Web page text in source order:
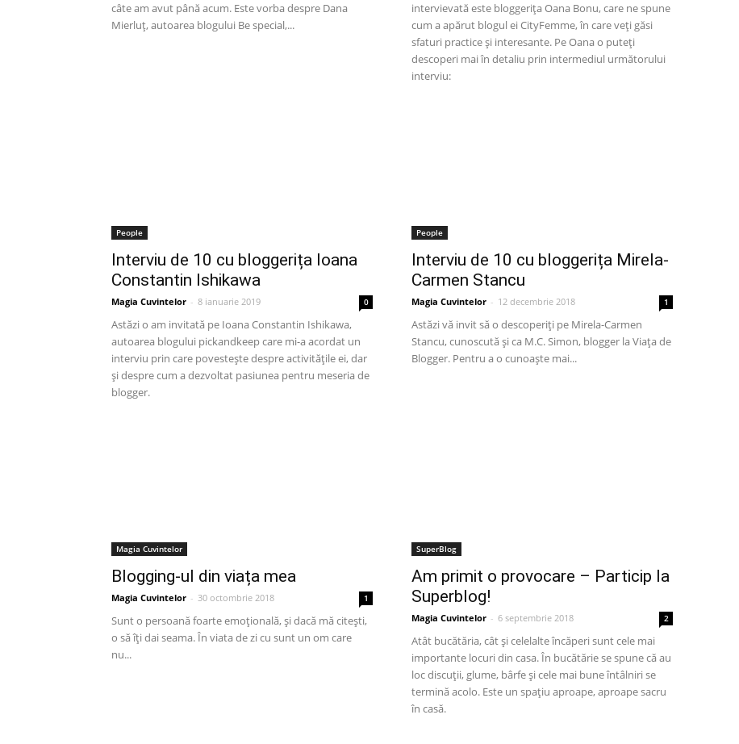
câte am avut până acum. Este vorba despre Dana
Mierluț, autoarea blogului Be special,...
intervievată este bloggerița Oana Bonu, care ne spune
cum a apărut blogul ei CityFemme, în care veți găsi
sfaturi practice și interesante. Pe Oana o puteți
descoperi mai în detaliu prin intermediul următorului
interviu:
People
Interviu de 10 cu bloggerița Ioana
Constantin Ishikawa
Magia Cuvintelor - 8 ianuarie 2019 0
Astăzi o am invitată pe Ioana Constantin Ishikawa,
autoarea blogului pickandkeep care mi-a acordat un
interviu prin care povestește despre activitățile ei, dar
şi despre cum a dezvoltat pasiunea pentru meseria de
blogger.
People
Interviu de 10 cu bloggerița Mirela-
Carmen Stancu
Magia Cuvintelor - 12 decembrie 2018 1
Astăzi vă invit să o descoperiți pe Mirela-Carmen
Stancu, cunoscută și ca M.C. Simon, blogger la Viața de
Blogger. Pentru a o cunoaște mai...
Magia Cuvintelor
Blogging-ul din viața mea
Magia Cuvintelor - 30 octombrie 2018 1
Sunt o persoană foarte emoțională, și dacă mă citești,
o să îți dai seama. În viata de zi cu sunt un om care
nu...
SuperBlog
Am primit o provocare – Particip la
Superblog!
Magia Cuvintelor - 6 septembrie 2018 2
Atât bucătăria, cât și celelalte încăperi sunt cele mai
importante locuri din casa. În bucătărie se spune că au
loc discuții, glume, bârfe și cele mai bune întâlniri se
termină acolo. Este un spațiu aproape, aproape sacru
în casă.